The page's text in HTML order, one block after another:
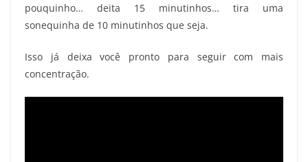
pouquinho… deita 15 minutinhos… tira uma
sonequinha de 10 minutinhos que seja.
Isso já deixa você pronto para seguir com mais
concentração.